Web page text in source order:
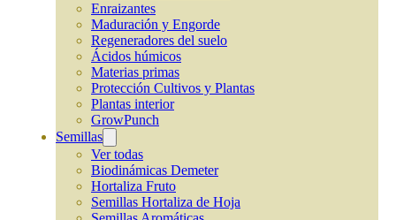
Enraizantes
Maduración y Engorde
Regeneradores del suelo
Ácidos húmicos
Materias primas
Protección Cultivos y Plantas
Plantas interior
GrowPunch
Semillas
Ver todas
Biodinámicas Demeter
Hortaliza Fruto
Semillas Hortaliza de Hoja